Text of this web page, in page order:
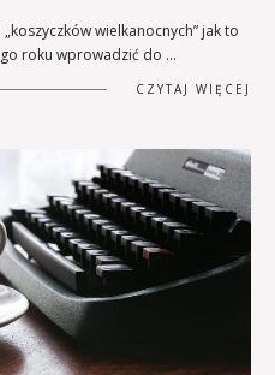
wielkanocnych” jak to
roku wprowadzić do …
CZYTAJ WIĘCEJ